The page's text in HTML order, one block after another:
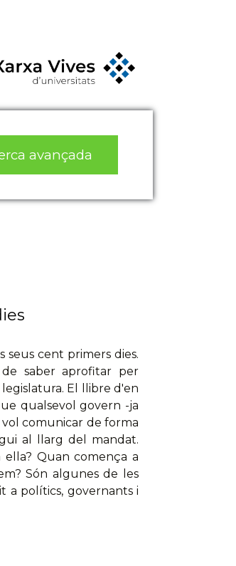
avançada
seus cent primers dies.
saber aprofitar per
El llibre d'en
qualsevol govern -ja
comunicar de forma
al llarg del mandat.
Quan comença a
Són algunes de les
a polítics, governants i